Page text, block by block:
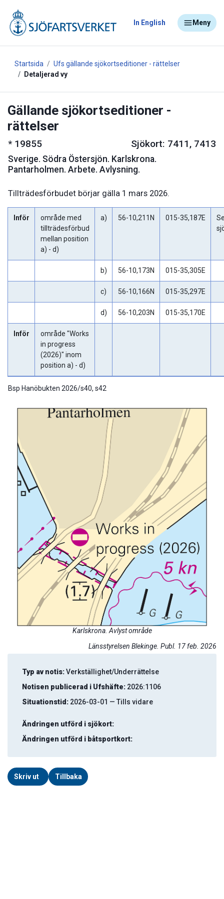
In English Meny
Startsida
Ufs gällande sjökortseditioner - rättelser
Detaljerad vy
Gällande sjökortseditioner -
rättelser
* 19855 Sjökort: 7411, 7413
Sverige. Södra Östersjön. Karlskrona.
Pantarholmen. Arbete. Avlysning.
Tillträdesförbudet börjar gälla 1 mars 2026.
Inför
område med
tillträdesförbud
mellan position
a) - d)
a) 56-10,211N 015-35,187E
b) 56-10,173N 015-35,305E
c) 56-10,166N 015-35,297E
d) 56-10,203N 015-35,170E
Inför
område "Works
in progress
(2026)" inom
position a) - d)
Bsp Hanöbukten 2026/s40, s42
Karlskrona. Avlyst område
Länsstyrelsen Blekinge. Publ. 17 feb. 2026
Typ av notis:Verkställighet/Underrättelse
Notisen publicerad i Ufshäfte: 2026:1106
Situationstid: 2026-03-01 — Tills vidare
Ändringen utförd i sjökort:
Ändringen utförd i båtsportkort:
Skriv ut Tillbaka